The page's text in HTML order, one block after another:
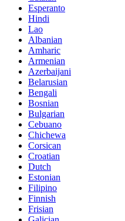
Esperanto
Hindi
Lao
Albanian
Amharic
Armenian
Azerbaijani
Belarusian
Bengali
Bosnian
Bulgarian
Cebuano
Chichewa
Corsican
Croatian
Dutch
Estonian
Filipino
Finnish
Frisian